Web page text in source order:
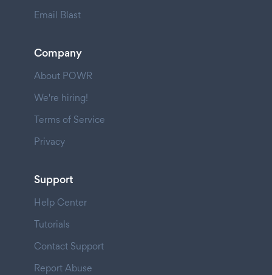
Email Blast
Company
About POWR
We're hiring!
Terms of Service
Privacy
Support
Help Center
Tutorials
Contact Support
Report Abuse